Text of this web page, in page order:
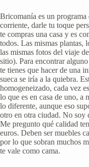
Bricomanía es un programa
corriente, darle tu toque
te compras una casa y es
todos. Las mismas plantas,
las mismas fotos del viaje
sitio). Para encontrar
te tienes que hacer de una
sueca se iría a la quiebra.
homogeneizado, cada vez
lo que es en casa de uno, a
lo diferente, aunque eso
otro en otra ciudad. No soy
Me pregunto qué calidad
euros. Deben ser muebles
por lo que sobran muchos
te vale como cama.